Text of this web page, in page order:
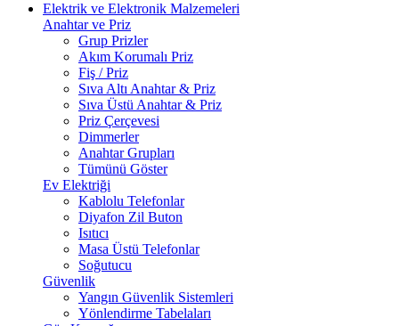
Elektrik ve Elektronik Malzemeleri
Anahtar ve Priz
Grup Prizler
Akım Korumalı Priz
Fiş / Priz
Sıva Altı Anahtar & Priz
Sıva Üstü Anahtar & Priz
Priz Çerçevesi
Dimmerler
Anahtar Grupları
Tümünü Göster
Ev Elektriği
Kablolu Telefonlar
Diyafon Zil Buton
Isıtıcı
Masa Üstü Telefonlar
Soğutucu
Güvenlik
Yangın Güvenlik Sistemleri
Yönlendirme Tabelaları